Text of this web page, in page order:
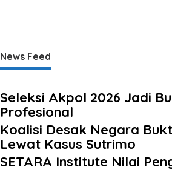
News Feed
Seleksi Akpol 2026 Jadi
Profesional
Koalisi Desak Negara
Lewat Kasus Sutrimo
SETARA Institute Nilai